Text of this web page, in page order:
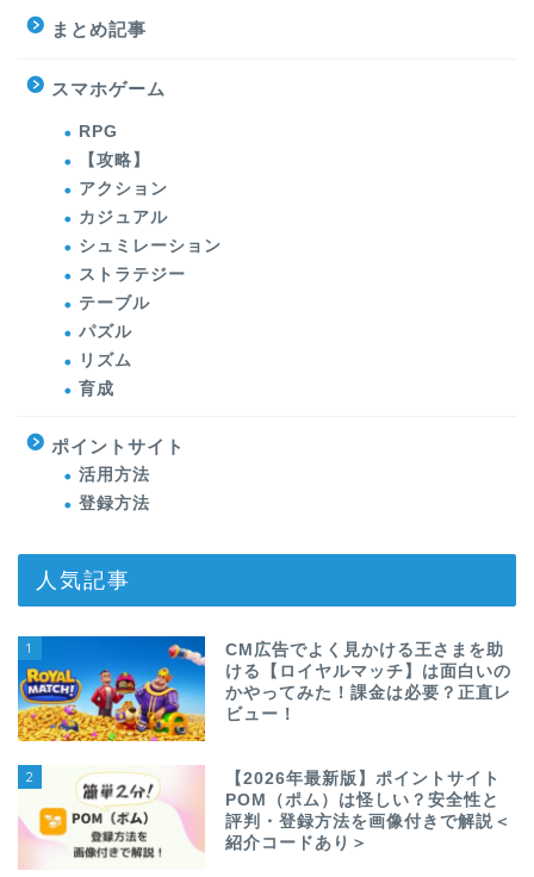
まとめ記事
スマホゲーム
RPG
【攻略】
アクション
カジュアル
シュミレーション
ストラテジー
テーブル
パズル
リズム
育成
ポイントサイト
活用方法
登録方法
人気記事
1
CM広告でよく見かける王さまを助
ける【ロイヤルマッチ】は面白いの
かやってみた！課金は必要？正直レ
ビュー！
2
【2026年最新版】ポイントサイト
POM（ポム）は怪しい？安全性と
評判・登録方法を画像付きで解説＜
紹介コードあり＞